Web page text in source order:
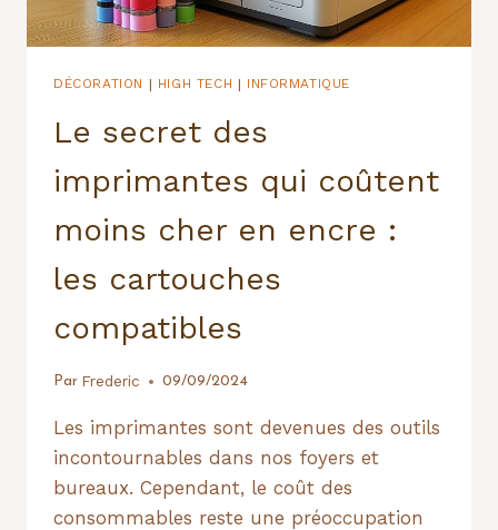
DÉCORATION HIGH TECH INFORMATIQUE
Le secret des
imprimantes qui coûtent
moins cher en encre :
les cartouches
compatibles
Par Frederic 09/09/2024
Les imprimantes sont devenues des outils
incontournables dans nos foyers et
bureaux. Cependant, le coût des
consommables reste une préoccupation